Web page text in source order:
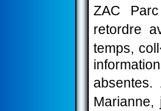
ZAC
retordre
temps,